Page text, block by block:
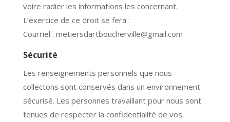
voire radier les informations les concernant.
L’exercice de ce droit se fera :
Courriel : metiersdartboucherville@gmail.com
Sécurité
Les renseignements personnels que nous
collectons sont conservés dans un environnement
sécurisé. Les personnes travaillant pour nous sont
tenues de respecter la confidentialité de vos